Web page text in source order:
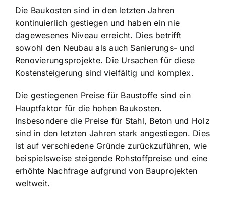
Die Baukosten sind in den letzten Jahren
kontinuierlich gestiegen und haben ein nie
dagewesenes Niveau erreicht. Dies betrifft
sowohl den Neubau als auch Sanierungs- und
Renovierungsprojekte. Die Ursachen für diese
Kostensteigerung sind vielfältig und komplex.
Die gestiegenen Preise für Baustoffe sind ein
Hauptfaktor für die hohen Baukosten.
Insbesondere die Preise für Stahl, Beton und Holz
sind in den letzten Jahren stark angestiegen. Dies
ist auf verschiedene Gründe zurückzuführen, wie
beispielsweise steigende Rohstoffpreise und eine
erhöhte Nachfrage aufgrund von Bauprojekten
weltweit.